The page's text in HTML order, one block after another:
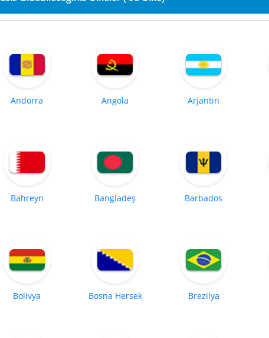
Andorra Angola Arjantin
Bahreyn Bangladeş Barbados
Bolivya Bosna Hersek Brezilya